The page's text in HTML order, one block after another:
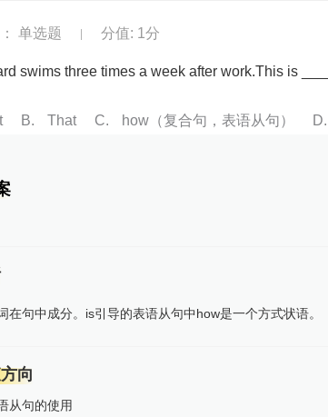
单选题 | 分值: 1分
swims three times a week after work.This is
B That C how（复合句，表语从句） D
在句中成分。is引导的表语从句中how是一个方式状语。
向
从句的使用